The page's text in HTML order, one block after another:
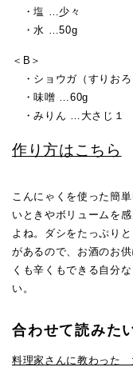
・塩 …少々
・水 …50g
＜B＞
・ショウガ（すりお
・味噌 …60g
・みりん …大さじ１
作り方はこちら
こんにゃくを使った簡
いときやボリュームを
よね。ダシをたっぷり
があるので、お酒のお
くも辛くもできる自分
い。
合わせて読みた
料理家さんに教わった